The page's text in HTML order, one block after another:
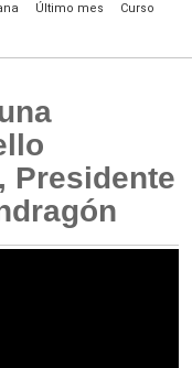
Último mes Curso
Presidente